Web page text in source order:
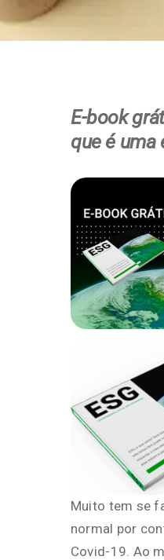
E-book
que é uma
Muito tem se
normal por
Covid-19. Ao